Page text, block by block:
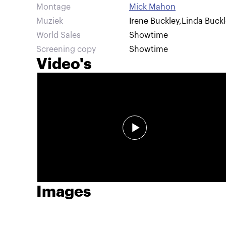
Montage
Mick Mahon
Muziek
Irene Buckley, Linda
World Sales
Showtime
Screening copy
Showtime
Video's
Images